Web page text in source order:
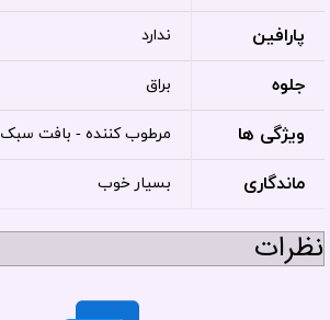
پارافین ندارد
جلوه براق
ویژگی ها مرطوب کننده - بافت سبک
ماندگاری بسیار خوب
نظرات